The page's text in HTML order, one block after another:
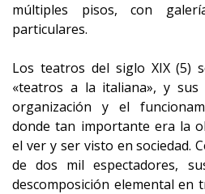
múltiples pisos, con
particulares.
Los teatros del siglo XIX (5)
«teatros a la italiana», y sus
organización y el
donde tan importante era la
el ver y ser visto en sociedad.
de dos mil espectadores,
descomposición elemental en